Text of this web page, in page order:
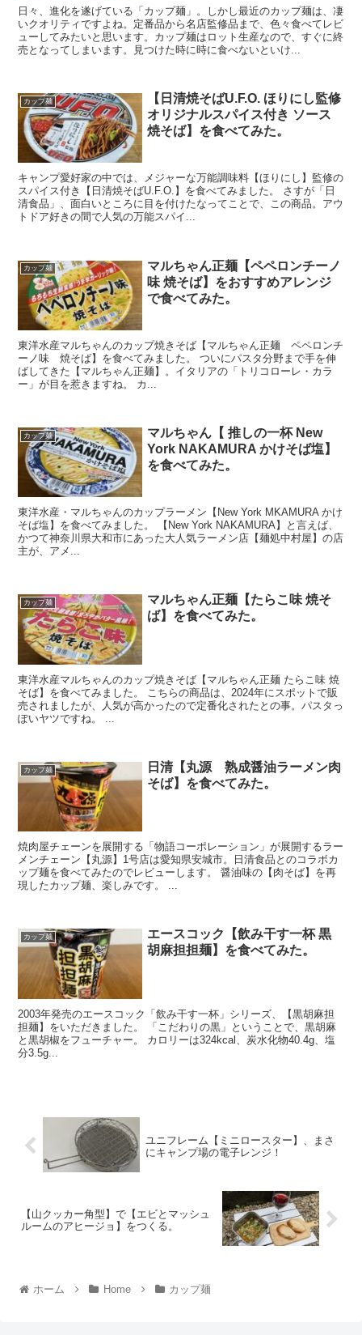
日々、進化を遂げている「カップ麺」。しかし最近のカップ麺は、凄
いクオリティですよね。定番品から名店監修品まで、色々食べてレビ
ューしてみたいと思います。カップ麺はロット生産なので、すぐに終
売となってしまいます。見つけた時に時に食べないといけ...
カップ麺
【日清焼そばU.F.O. ほりにし監修
オリジナルスパイス付き ソース
焼そば】を食べてみた。
キャンプ愛好家の中では、メジャーな万能調味料【ほりにし】監修の
スパイス付き【日清焼そばU.F.O.】を食べてみました。 さすが「日
清食品」、面白いところに目を付けたなってことで、この商品。アウ
トドア好きの間で人気の万能スパイ...
カップ麺
マルちゃん正麺【ペペロンチーノ
味 焼そば】をおすすめアレンジ
で食べてみた。
東洋水産マルちゃんのカップ焼きそば【マルちゃん正麺 ペペロンチ
ーノ味 焼そば】を食べてみました。 ついにパスタ分野まで手を伸
ばしてきた【マルちゃん正麺】。イタリアの「トリコローレ・カラ
ー」が目を惹きますね。 カ...
カップ麺
マルちゃん【 推しの一杯 New
York NAKAMURA かけそば塩】
を食べてみた。
東洋水産・マルちゃんのカップラーメン【New York MKAMURA かけ
そば塩】を食べてみました。 【New York NAKAMURA】と言えば、
かつて神奈川県大和市にあった大人気ラーメン店【麺処中村屋】の店
主が、アメ...
カップ麺
マルちゃん正麺【たらこ味 焼そ
ば】を食べてみた。
東洋水産マルちゃんのカップ焼きそば【マルちゃん正麺 たらこ味 焼
そば】を食べてみました。 こちらの商品は、2024年にスポットで販
売されましたが、人気が高かったので定番化されたとの事。パスタっ
ぽいヤツですね。 ...
カップ麺
日清【丸源 熟成醤油ラーメン肉
そば】を食べてみた。
焼肉屋チェーンを展開する「物語コーポレーション」が展開するラー
メンチェーン【丸源】1号店は愛知県安城市。日清食品とのコラボカ
ップ麺を食べてみたのでレビューします。 醤油味の【肉そば】を再
現したカップ麺、楽しみです。 ...
カップ麺
エースコック【飲み干す一杯 黒
胡麻担担麺】を食べてみた。
2003年発売のエースコック「飲み干す一杯」シリーズ、【黒胡麻担
担麺】をいただきました。 「こだわりの黒」ということで、黒胡麻
と黒胡椒をフューチャー。 カロリーは324kcal、炭水化物40.4g、塩
分3.5g...
ユニフレーム【ミニロースター】、まさ
にキャンプ場の電子レンジ！
【山クッカー角型】で【エビとマッシュ
ルームのアヒージョ】をつくる。
ホーム Home カップ麺